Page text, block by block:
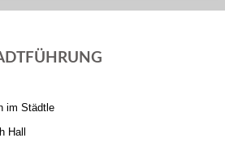
im Städtle
Hall